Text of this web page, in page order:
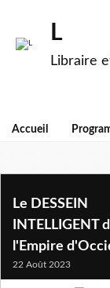
L
Libraire
Accueil
alain foka
Le DESSEIN
INTELLIGENT
l'Empire
22 Août 2023